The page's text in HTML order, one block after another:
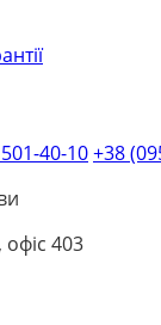
40-10+38
офіс 403